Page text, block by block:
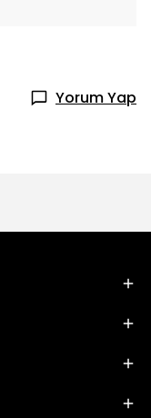
Yorum Yap